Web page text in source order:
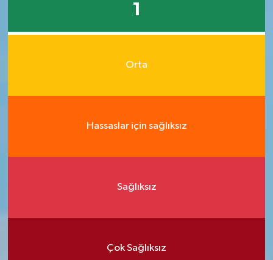
1
Orta
Hassaslar için sağlıksız
Sağlıksız
Çok Sağlıksız